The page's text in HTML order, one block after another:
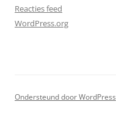
Reacties feed
WordPress.org
Ondersteund door WordPress